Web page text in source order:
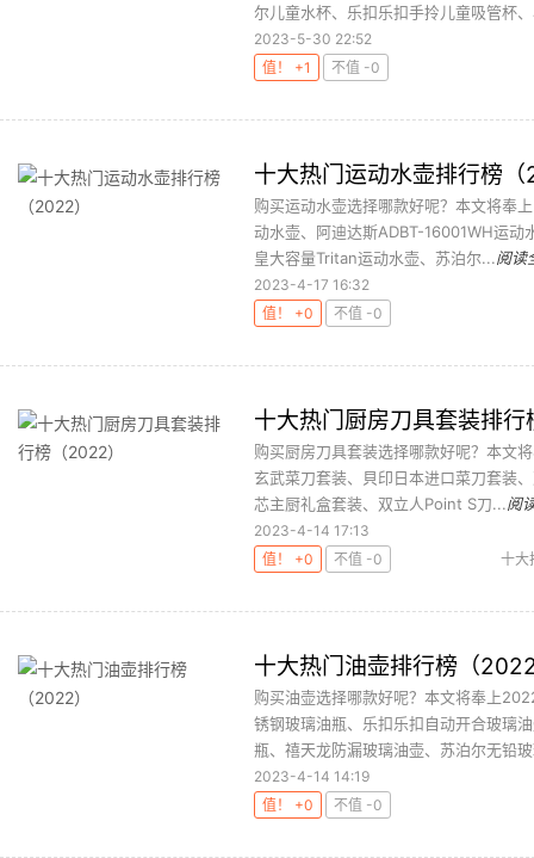
尔儿童水杯、乐扣乐扣手拎儿童吸管杯
2023-5-30 22:52
值！ +1
不值 -0
十大热门运动水壶排行榜
购买运动水壶选择哪款好呢？本文将奉
动水壶、阿迪达斯ADBT-16001WH运
皇大容量Tritan运动水壶、苏泊尔...阅读
2023-4-17 16:32
值！ +0
不值 -0
十大热门厨房刀具套装排
购买厨房刀具套装选择哪款好呢？本文
玄武菜刀套装、貝印日本进口菜刀套装
芯主厨礼盒套装、双立人Point S刀...阅
2023-4-14 17:13
值！ +0
不值 -0 十大
十大热门油壶排行榜（
购买油壶选择哪款好呢？本文将奉上
锈钢玻璃油瓶、乐扣乐扣自动开合玻璃
瓶、禧天龙防漏玻璃油壶、苏泊尔无铅
2023-4-14 14:19
值！ +0
不值 -0